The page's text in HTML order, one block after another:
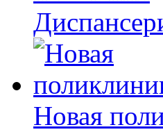
Новая